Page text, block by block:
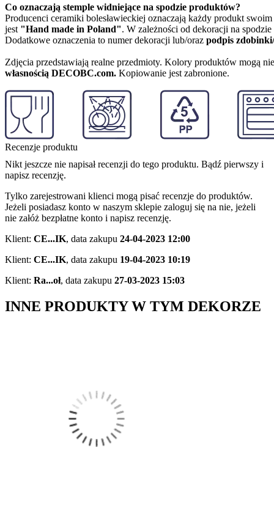
Co oznaczają stemple widniejące na spodzie produktów?
Producenci ceramiki bolesławieckiej oznaczają każdy produkt swoim
jest "Hand made in Poland". W zależności od dekoracji na
Dodatkowe oznaczenia to numer dekoracji lub/oraz podpis
Zdjęcia przedstawiają realne przedmioty. Kolory produktów mogą
własnością DECOBC.com. Kopiowanie jest zabronione.
Recenzje produktu
Nikt jeszcze nie napisał recenzji do tego produktu. Bądź pierwszy i
napisz recenzję.
Tylko zarejestrowani klienci mogą pisać recenzje do produktów.
Jeżeli posiadasz konto w naszym sklepie zaloguj się na nie, jeżeli
nie załóż bezpłatne konto i napisz recenzję.
Klient: CE...IK, data zakupu 24-04-2023 12:00
Klient: CE...IK, data zakupu 19-04-2023 10:19
Klient: Ra...oł, data zakupu 27-03-2023 15:03
INNE PRODUKTY W TYM DEKORZE